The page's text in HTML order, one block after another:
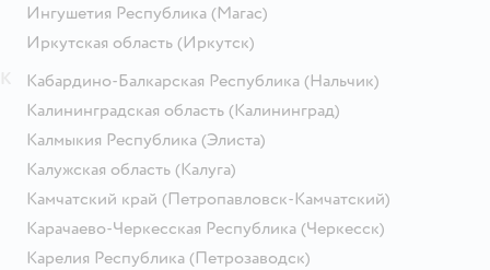
Ингушетия Республика (Магас)
Иркутская область (Иркутск)
Кабардино-Балкарская Республика (Нальчик)
Калининградская область (Калининград)
Калмыкия Республика (Элиста)
Калужская область (Калуга)
Камчатский край (Петропавловск-Камчатский)
Карачаево-Черкесская Республика (Черкесск)
Карелия Республика (Петрозаводск)